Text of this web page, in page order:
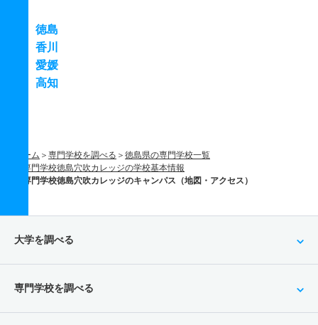
徳島
香川
愛媛
高知
ホーム 専門学校を調べる
徳島県の専門学校一覧
専門学校徳島穴吹カレッジの学校基本情報
専門学校徳島穴吹カレッジのキャンパス（地図・アクセス）
大学を調べる
専門学校を調べる